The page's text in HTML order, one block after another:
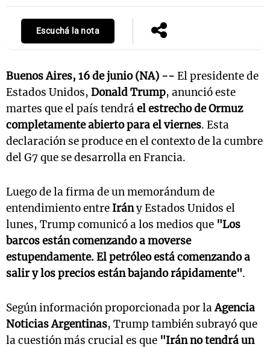
Escuchá la nota
Buenos Aires, 16 de junio (NA) -- El presidente de
Estados Unidos, Donald Trump, anunció este
martes que el país tendráel estrecho de Ormuz
completamente abierto para el viernes. Esta
declaración se produce en el contexto de la cumbre
del G7 que se desarrolla en Francia.
Luego de la firma de un memorándum de
entendimiento entre Irány Estados Unidos el
lunes, Trump comunicó a los medios que "Los
barcos están comenzando a moverse
estupendamente. El petróleo está comenzando a
salir y los precios están bajando rápidamente".
Según información proporcionada por laAgencia
Noticias Argentinas, Trump también subrayó que
la cuestión más crucial es que "Irán no tendrá un